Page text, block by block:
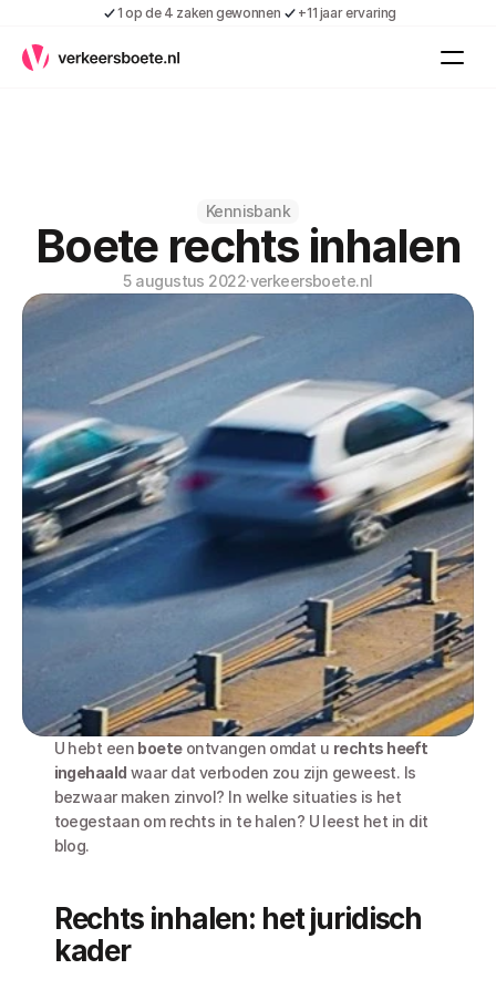
1 op de 4 zaken gewonnen +11 jaar ervaring
Kennis
Contact
Over ons
Inloggen
Kennisbank
Boete rechts inhalen
5 augustus 2022·verkeersboete.nl
U hebt een boete ontvangen omdat u rechts heeft
ingehaald waar dat verboden zou zijn geweest. Is
bezwaar maken zinvol? In welke situaties is het
toegestaan om rechts in te halen? U leest het in dit
blog.
Rechts inhalen: het juridisch
kader